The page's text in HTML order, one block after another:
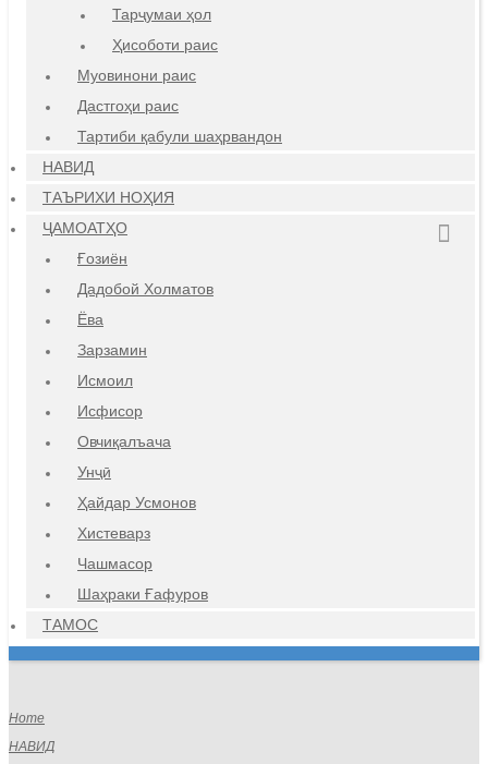
Тарҷумаи ҳол
Ҳисоботи раис
Муовинони раис
Дастгоҳи раис
Тартиби қабули шаҳрвандон
НАВИД
ТАЪРИХИ НОҲИЯ
ҶАМОАТҲО
Ғозиён
Дадобой Холматов
Ёва
Зарзамин
Исмоил
Исфисор
Овчиқалъача
Унҷӣ
Ҳайдар Усмонов
Хистеварз
Чашмасор
Шаҳраки Ғафуров
ТАМОС
Home
НАВИД